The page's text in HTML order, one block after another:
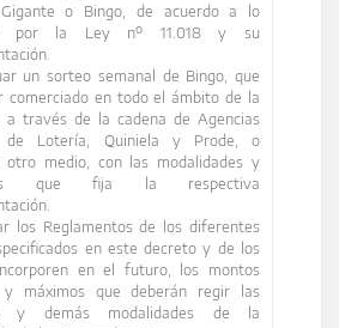
Gigante o Bingo, de acuerdo a lo
por la Ley nº 11.018 y su
un sorteo semanal de Bingo, que
comerciado en todo el ámbito de la
a través de la cadena de Agencias
de Lotería, Quiniela y Prode, o
otro medio, con las modalidades y
que fija la respectiva
los Reglamentos de los diferentes
en este decreto y de los
en el futuro, los montos
y máximos que deberán regir las
y demás modalidades de la